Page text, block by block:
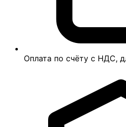
Оплата по счёту с НДС,